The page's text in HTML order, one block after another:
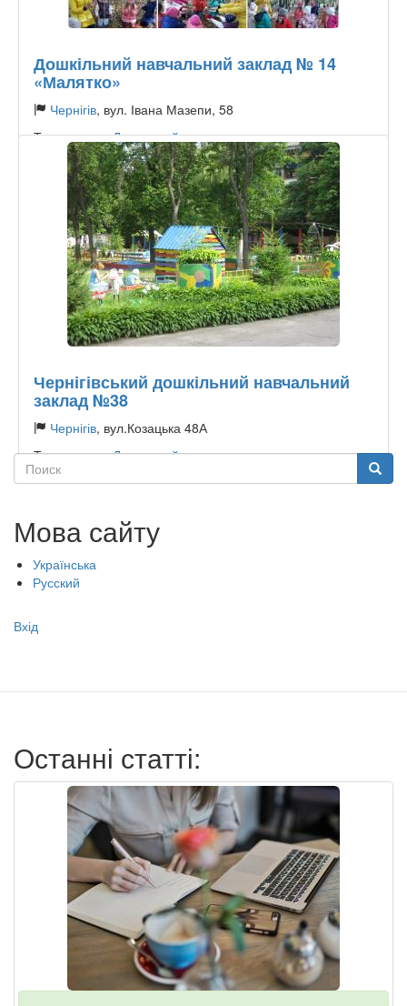
Дошкільний навчальний заклад № 14
«Малятко»
Чернігів, вул. Івана Мазепи, 58
Тип садочку:Державний
Чернігівський дошкільний навчальний
заклад №38
Чернігів, вул.Козацька 48А
Тип садочку:Державний
Поиск Поиск
Мова сайту
Українська
Русский
Меню
записи
Вхід
Останні статті: